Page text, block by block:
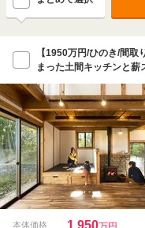
【1950万円/ひのき/間
まった土間キッチンと薪
本体価格 1,950